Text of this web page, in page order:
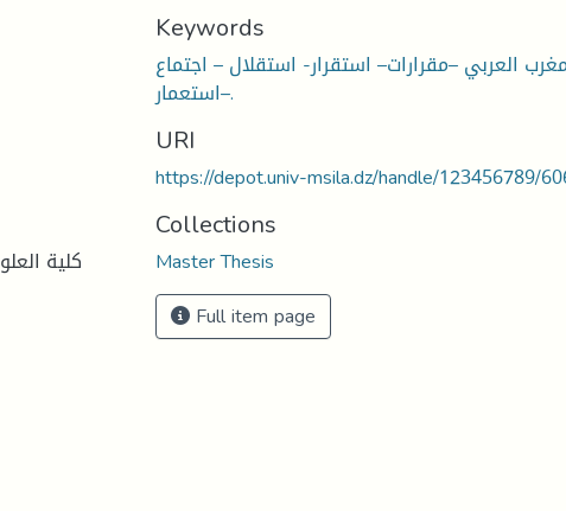
كلية
Keywords
العربي –مقرارات– استقرار- استقلال – اجتماع
–استعمار.
URI
https://depot.univ-msila.dz/handle/123456789/
Collections
Master Thesis
Full item page